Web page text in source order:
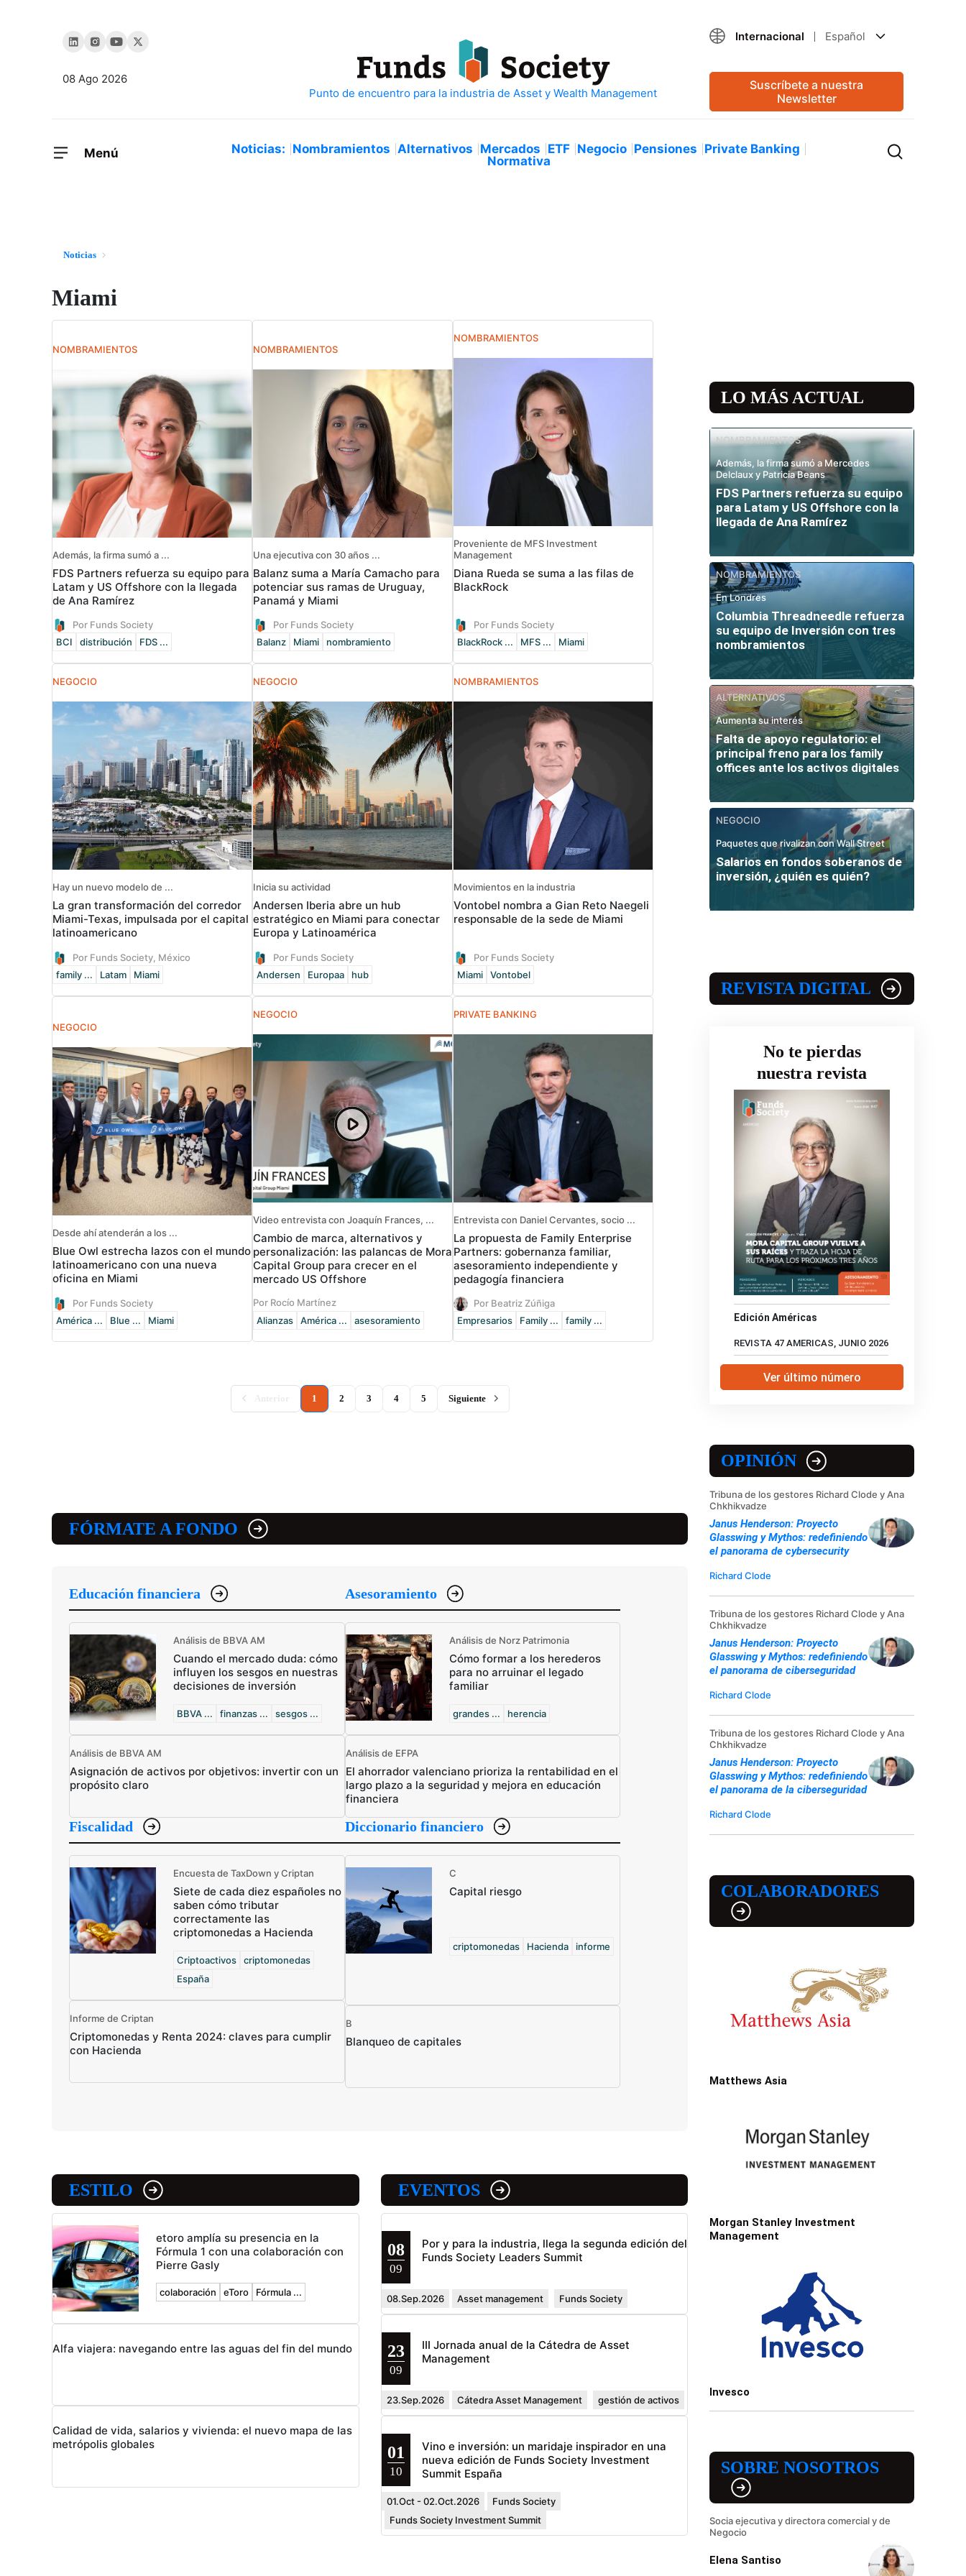
08 Ago 2026
Internacional Español
Suscríbete a nuestra
Newsletter
Menú Noticias: Nombramientos Alternativos Mercados ETF Negocio Pensiones Private Banking
Normativa
Noticias
Miami
NOMBRAMIENTOS
Además, la firma sumó a ...
FDS Partners refuerza su equipo para
Latam y US Offshore con la llegada
de Ana Ramírez
Por Funds Society
BCI
distribución FDS ...
NOMBRAMIENTOS
Una ejecutiva con 30 años ...
Balanz suma a María Camacho para
potenciar sus ramas de Uruguay,
Panamá y Miami
Por Funds Society
Balanz
Miami nombramiento
NOMBRAMIENTOS
Proveniente de MFS Investment
Management
Diana Rueda se suma a las filas de
BlackRock
Por Funds Society
BlackRock ...
MFS ... Miami
NEGOCIO
Hay un nuevo modelo de ...
La gran transformación del corredor
Miami-Texas, impulsada por el capital
latinoamericano
Por Funds Society, México
family ...
Latam Miami
NEGOCIO
Inicia su actividad
Andersen Iberia abre un hub
estratégico en Miami para conectar
Europa y Latinoamérica
Por Funds Society
Andersen
Europaa hub
NOMBRAMIENTOS
Movimientos en la industria
Vontobel nombra a Gian Reto Naegeli
responsable de la sede de Miami
Por Funds Society
Miami
Vontobel
NEGOCIO
Desde ahí atenderán a los ...
Blue Owl estrecha lazos con el mundo
latinoamericano con una nueva
oficina en Miami
Por Funds Society
América ...
Blue ... Miami
NEGOCIO
Video entrevista con Joaquín Frances, ...
Cambio de marca, alternativos y
personalización: las palancas de Mora
Capital Group para crecer en el
mercado US Offshore
Por Rocío Martínez
Alianzas
América ... asesoramiento
PRIVATE BANKING
Entrevista con Daniel Cervantes, socio ...
La propuesta de Family Enterprise
Partners: gobernanza familiar,
asesoramiento independiente y
pedagogía financiera
Por Beatriz Zúñiga
Empresarios
Family ... family ...
1 (current)
2 3 4 5 Siguiente
FÓRMATE A FONDO
Educación financiera
Análisis de BBVA AM
Cuando el mercado duda: cómo
influyen los sesgos en nuestras
decisiones de inversión
BBVA ... finanzas ... sesgos ...
Análisis de BBVA AM
Asignación de activos por objetivos: invertir con un
propósito claro
Asesoramiento
Análisis de Norz Patrimonia
Cómo formar a los herederos
para no arruinar el legado
familiar
grandes ... herencia
Análisis de EFPA
El ahorrador valenciano prioriza la rentabilidad en el
largo plazo a la seguridad y mejora en educación
financiera
Fiscalidad
Encuesta de TaxDown y Criptan
Siete de cada diez españoles no
saben cómo tributar
correctamente las
criptomonedas a Hacienda
Criptoactivos
criptomonedas
España
Informe de Criptan
Criptomonedas y Renta 2024: claves para cumplir
con Hacienda
Diccionario financiero
C
Capital riesgo
criptomonedas Hacienda informe
B
Blanqueo de capitales
ESTILO
etoro amplía su presencia en la
Fórmula 1 con una colaboración con
Pierre Gasly
colaboración eToro Fórmula ...
Alfa viajera: navegando entre las aguas del fin del mundo
Calidad de vida, salarios y vivienda: el nuevo mapa de las
metrópolis globales
EVENTOS
08
09
Por y para la industria, llega la segunda edición del
Funds Society Leaders Summit
08.Sep.2026 Asset management Funds Society
23
09
III Jornada anual de la Cátedra de Asset
Management
23.Sep.2026 Cátedra Asset Management gestión de activos
01
10
Vino e inversión: un maridaje inspirador en una
nueva edición de Funds Society Investment
Summit España
01.Oct - 02.Oct.2026
Funds Society
Funds Society Investment Summit
LO MÁS ACTUAL
NOMBRAMIENTOS
Además, la firma sumó a Mercedes
Delclaux y Patricia Beans
FDS Partners refuerza su equipo
para Latam y US Offshore con la
llegada de Ana Ramírez
NOMBRAMIENTOS
En Londres
Columbia Threadneedle refuerza
su equipo de Inversión con tres
nombramientos
ALTERNATIVOS
Aumenta su interés
Falta de apoyo regulatorio: el
principal freno para los family
offices ante los activos digitales
NEGOCIO
Paquetes que rivalizan con Wall Street
Salarios en fondos soberanos de
inversión, ¿quién es quién?
REVISTA DIGITAL
No te pierdas
nuestra revista
Edición Américas
REVISTA 47 AMERICAS, JUNIO 2026
Ver último número
OPINIÓN
Tribuna de los gestores Richard Clode y Ana
Chkhikvadze
Janus Henderson: Proyecto
Glasswing y Mythos: redefiniendo
el panorama de cybersecurity
Richard Clode
Tribuna de los gestores Richard Clode y Ana
Chkhikvadze
Janus Henderson: Proyecto
Glasswing y Mythos: redefiniendo
el panorama de ciberseguridad
Richard Clode
Tribuna de los gestores Richard Clode y Ana
Chkhikvadze
Janus Henderson: Proyecto
Glasswing y Mythos: redefiniendo
el panorama de la ciberseguridad
Richard Clode
COLABORADORES
Matthews Asia
Morgan Stanley Investment
Management
Invesco
SOBRE NOSOTROS
Socia ejecutiva y directora comercial y de
Negocio
Elena Santiso